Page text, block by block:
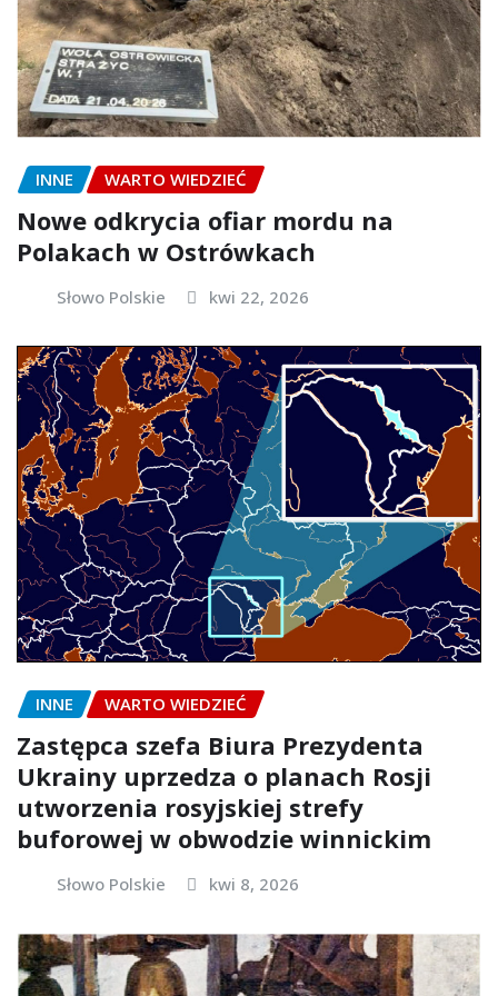
INNE WARTO WIEDZIEĆ
Nowe odkrycia ofiar mordu na
Polakach w Ostrówkach
Słowo Polskie kwi 22, 2026
INNE WARTO WIEDZIEĆ
Zastępca szefa Biura Prezydenta
Ukrainy uprzedza o planach Rosji
utworzenia rosyjskiej strefy
buforowej w obwodzie winnickim
Słowo Polskie kwi 8, 2026